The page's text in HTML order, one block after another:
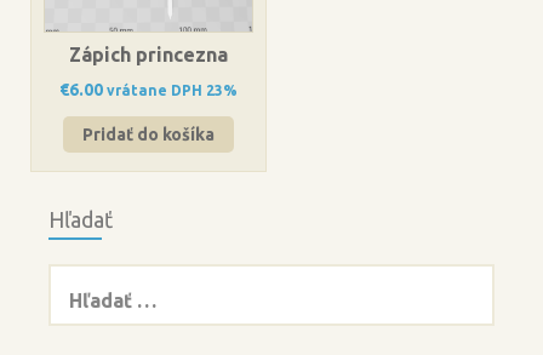
Zápich princezna
€6.00 vrátane DPH 23%
Pridať do košíka
Hľadať